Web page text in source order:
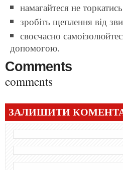
намагайтеся не
зробіть щеплення від
своєчасно
допомогою.
Comments
comments
ЗАЛИШИТИ